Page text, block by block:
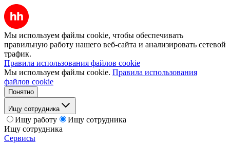
Мы используем файлы cookie, чтобы обеспечивать
правильную работу нашего веб-сайта и анализировать сетевой
трафик.
Правила использования файлов cookie
Мы используем файлы cookie. Правила использования
файлов cookie
Понятно
Ищу сотрудника
Ищу работу
Ищу сотрудника
Ищу сотрудника
Сервисы